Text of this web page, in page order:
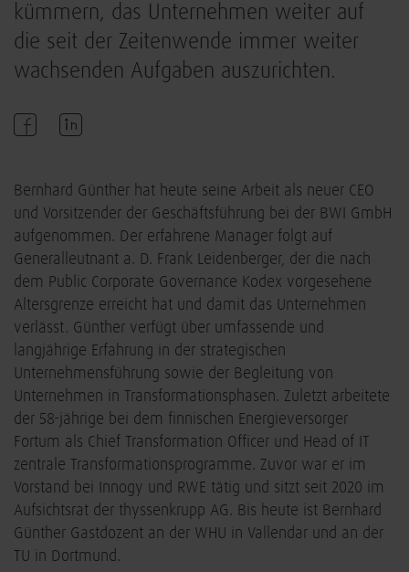
kümmern, das Unternehmen weiter auf
die seit der Zeitenwende immer weiter
wachsenden Aufgaben auszurichten.
Bernhard Günther hat heute seine Arbeit als neuer CEO
und Vorsitzender der Geschäftsführung bei der BWI GmbH
aufgenommen. Der erfahrene Manager folgt auf
Generalleutnant a. D. Frank Leidenberger, der die nach
dem Public Corporate Governance Kodex vorgesehene
Altersgrenze erreicht hat und damit das Unternehmen
verlässt. Günther verfügt über umfassende und
langjährige Erfahrung in der strategischen
Unternehmensführung sowie der Begleitung von
Unternehmen in Transformationsphasen. Zuletzt arbeitete
der 58-jährige bei dem finnischen Energieversorger
Fortum als Chief Transformation Officer und Head of IT
zentrale Transformationsprogramme. Zuvor war er im
Vorstand bei Innogy und RWE tätig und sitzt seit 2020 im
Aufsichtsrat der thyssenkrupp AG. Bis heute ist Bernhard
Günther Gastdozent an der WHU in Vallendar und an der
TU in Dortmund.